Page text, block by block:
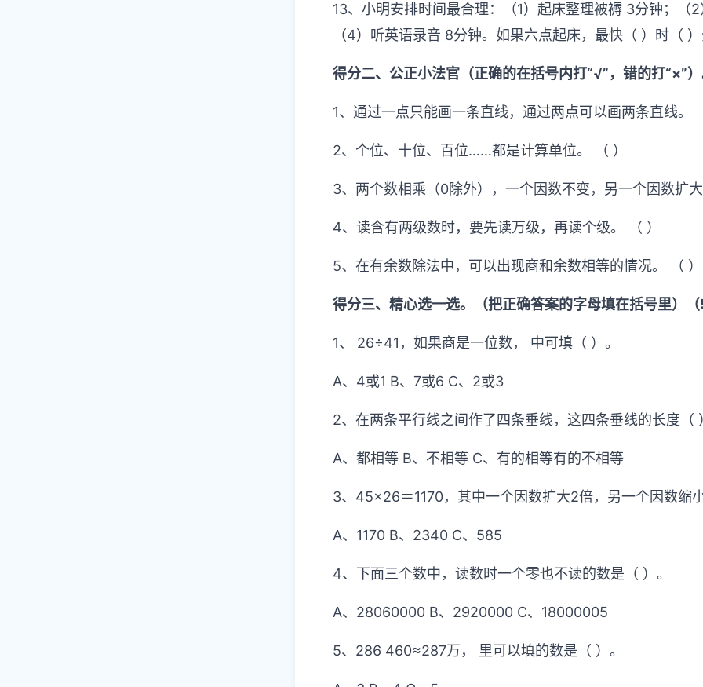
13、小明安排时间最合理：（1）起床整理被褥 3分钟；（
（4）听英语录音 8分钟。如果六点起床，最快（ ）时（
得分二、公正小法官（正确的在括号内打“√”，错的打“×”
1、通过一点只能画一条直线，通过两点可以画两条直线。
2、个位、十位、百位……都是计算单位。 （ ）
3、两个数相乘（0除外），一个因数不变，另一个因数扩
4、读含有两级数时，要先读万级，再读个级。 （ ）
5、在有余数除法中，可以出现商和余数相等的情况。 （ ）
得分三、精心选一选。（把正确答案的字母填在括号里）
1、 26÷41，如果商是一位数， 中可填（ ）。
A、4或1 B、7或6 C、2或3
2、在两条平行线之间作了四条垂线，这四条垂线的长度（
A、都相等 B、不相等 C、有的相等有的不相等
3、45×26＝1170，其中一个因数扩大2倍，另一个因数缩
A、1170 B、2340 C、585
4、下面三个数中，读数时一个零也不读的数是（ ）。
A、28060000 B、2920000 C、18000005
5、286 460≈287万， 里可以填的数是（ ）。